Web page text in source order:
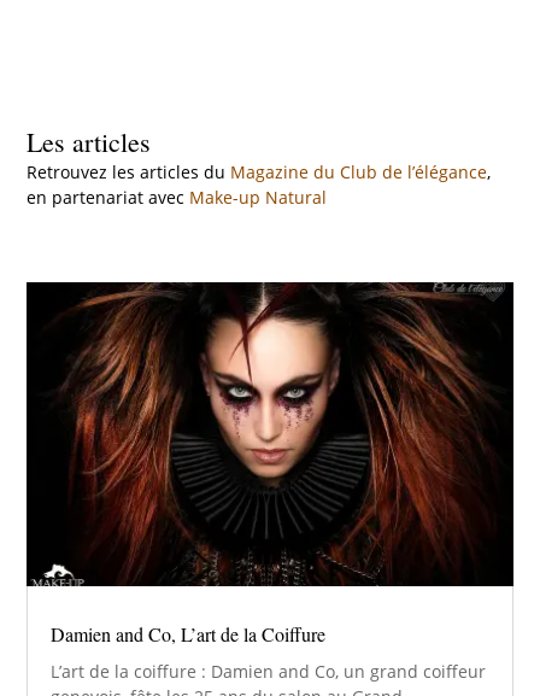
Les articles
Retrouvez les articles du Magazine du Club de l’élégance,
en partenariat avec Make-up Natural
Damien and Co, L’art de la Coiffure
L’art de la coiffure : Damien and Co, un grand coiffeur